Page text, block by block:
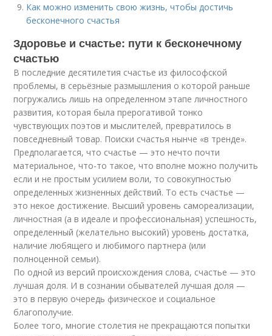
Как можно изменить свою жизнь, чтобы достичь
бесконечного счастья
Здоровье и счастье: пути к бесконечному
счастью
В последние десятилетия счастье из философской
проблемы, в серьёзные размышления о которой раньше
погружались лишь на определенном этапе личностного
развития, которая была прерогативой тонко
чувствующих поэтов и мыслителей, превратилось в
повседневный товар. Поиски счастья нынче «в тренде».
Предполагается, что счастье — это нечто почти
материальное, что-то такое, что вполне можно получить
если и не простым усилием воли, то совокупностью
определенных жизненных действий. То есть счастье —
это некое достижение. Высший уровень самореализации,
личностная (а в идеале и профессиональная) успешность,
определенный (желательно высокий) уровень достатка,
наличие любящего и любимого партнера (или
полноценной семьи).
По одной из версий происхождения слова, счастье — это
лучшая доля. И в сознании обывателей лучшая доля —
это в первую очередь физическое и социальное
благополучие.
Более того, многие столетия не прекращаются попытки